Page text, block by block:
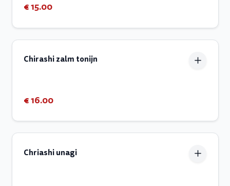
€ 15.00
Chirashi zalm tonijn
€ 16.00
Chriashi unagi